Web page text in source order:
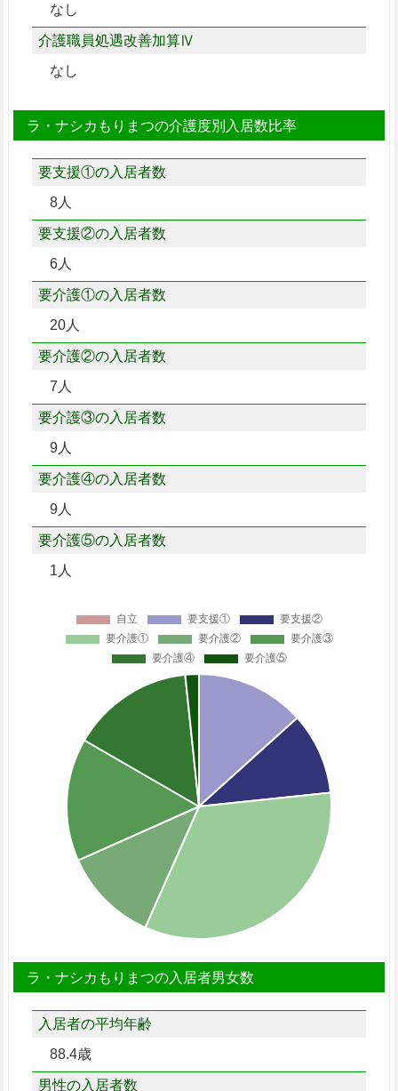
なし
介護職員処遇改善加算Ⅳ
なし
ラ・ナシカもりまつの介護度別入居数比率
要支援①の入居者数
8人
要支援②の入居者数
6人
要介護①の入居者数
20人
要介護②の入居者数
7人
要介護③の入居者数
9人
要介護④の入居者数
9人
要介護⑤の入居者数
1人
ラ・ナシカもりまつの入居者男女数
入居者の平均年齢
88.4歳
男性の入居者数